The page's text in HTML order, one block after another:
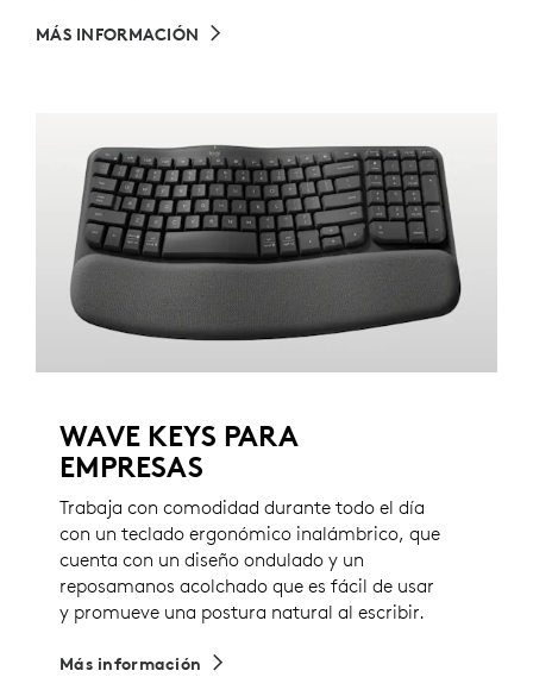
MÁS INFORMACIÓN
WAVE KEYS PARA
EMPRESAS
Trabaja con comodidad durante todo el día
con un teclado ergonómico inalámbrico, que
cuenta con un diseño ondulado y un
reposamanos acolchado que es fácil de usar
y promueve una postura natural al escribir.
Más información